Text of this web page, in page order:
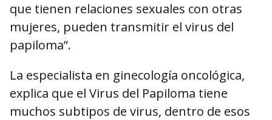
que tienen relaciones sexuales con otras
mujeres, pueden transmitir el virus del
papiloma”.
La especialista en ginecología oncológica,
explica que el Virus del Papiloma tiene
muchos subtipos de virus, dentro de esos